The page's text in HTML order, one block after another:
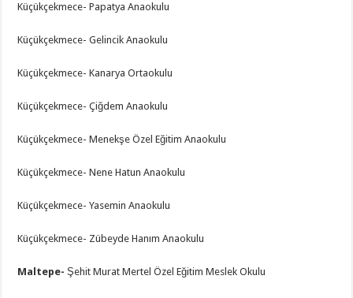
Küçükçekmece- Papatya Anaokulu
Küçükçekmece- Gelincik Anaokulu
Küçükçekmece- Kanarya Ortaokulu
Küçükçekmece- Çiğdem Anaokulu
Küçükçekmece- Menekşe Özel Eğitim Anaokulu
Küçükçekmece- Nene Hatun Anaokulu
Küçükçekmece- Yasemin Anaokulu
Küçükçekmece- Zübeyde Hanım Anaokulu
Maltepe-Şehit Murat Mertel Özel Eğitim Meslek Okulu